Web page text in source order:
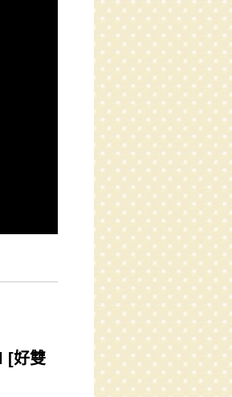
[好雙